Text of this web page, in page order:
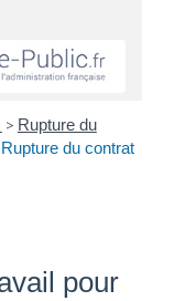
> Rupture du
Rupture du contrat
pour